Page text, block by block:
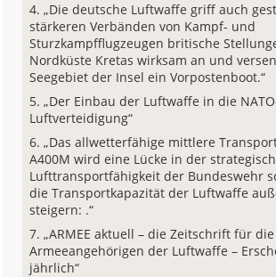
„Die deutsche Luftwaffe griff auch
stärkeren Verbänden von Kampf- und
Sturzkampfflugzeugen britische
Nordküste Kretas wirksam an und
Seegebiet der Insel ein Vorpostenboot.“
„Der Einbau der Luftwaffe in die
Luftverteidigung“
„Das allwetterfähige mittlere
A400M wird eine Lücke in der
Lufttransportfähigkeit der Bundeswehr
die Transportkapazität der Luftwaffe
steigern: .“
„ARMEE aktuell – die Zeitschrift für die
Armeeangehörigen der Luftwaffe –
jährlich“